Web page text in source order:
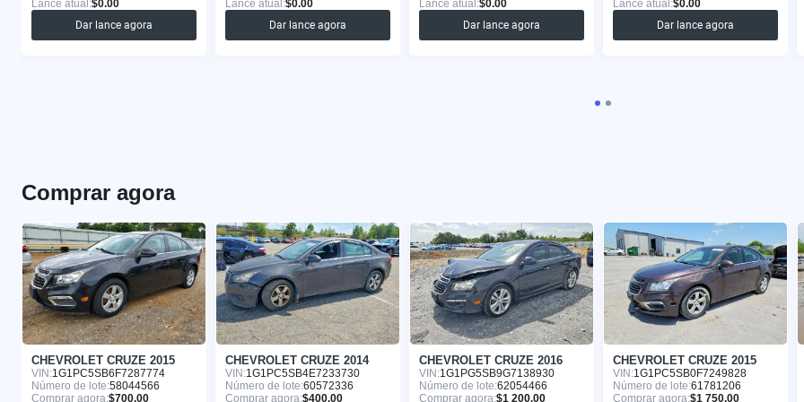
Lance atual:$0.00
Dar lance agora
Lance atual:$0.00
Dar lance agora
Lance atual:$0.00
Dar lance agora
Lance atual:$0.00
Dar lance agora
Comprar agora
CHEVROLET CRUZE 2015
VIN:1G1PC5SB6F7287774
Número de lote:58044566
Comprar agora:$700.00
CHEVROLET CRUZE 2014
VIN:1G1PC5SB4E7233730
Número de lote:60572336
Comprar agora:$400.00
CHEVROLET CRUZE 2016
VIN:1G1PG5SB9G7138930
Número de lote:62054466
Comprar agora:$1 200.00
CHEVROLET CRUZE 2015
VIN:1G1PC5SB0F7249828
Número de lote:61781206
Comprar agora:$1 750.00